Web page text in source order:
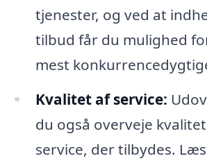
tjenester, og ved at
tilbud får du mulighed
mest
Kvalitet af service:
du også overveje
service, der tilbydes.